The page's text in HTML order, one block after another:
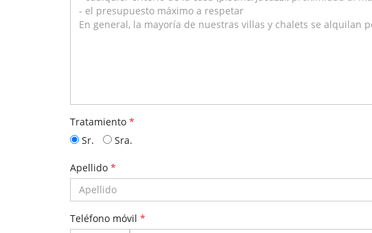
Tratamiento *
Sr.
Sra.
Apellido *
Teléfono móvil *